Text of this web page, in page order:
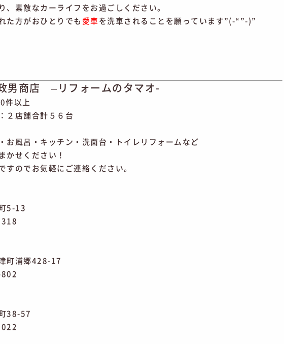
、素敵なカーライフをお過ごしください。
た方がおひとりでも 愛車を洗車されることを願っています”(-“”-)”
男商店 –リフォームのタマオ-
件以上
２店舗合計５６台
お風呂・キッチン・洗面台・トイレリフォームなど
かせください！
すのでお気軽にご連絡ください。
5-13
町浦郷428-17
38-57